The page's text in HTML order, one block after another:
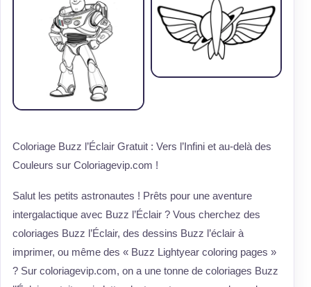
Coloriage Buzz l’Éclair Gratuit : Vers l’Infini et au-delà des
Couleurs sur Coloriagevip.com !
Salut les petits astronautes ! Prêts pour une aventure
intergalactique avec Buzz l’Éclair ? Vous cherchez des
coloriages Buzz l’Éclair, des dessins Buzz l’éclair à
imprimer, ou même des « Buzz Lightyear coloring pages »
? Sur coloriagevip.com, on a une tonne de coloriages Buzz